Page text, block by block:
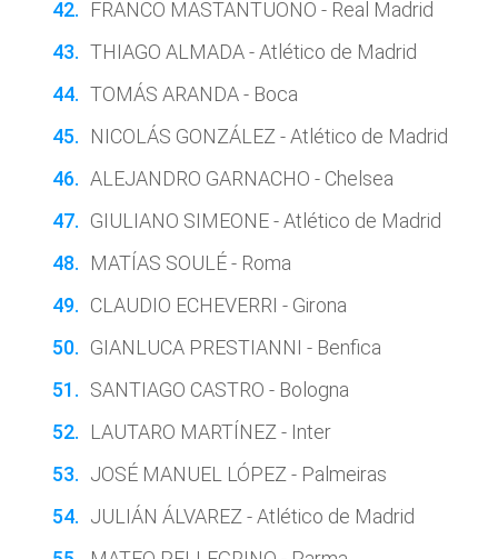
FRANCO MASTANTUONO - Real Madrid
THIAGO ALMADA - Atlético de Madrid
TOMÁS ARANDA - Boca
NICOLÁS GONZÁLEZ - Atlético de Madrid
ALEJANDRO GARNACHO - Chelsea
GIULIANO SIMEONE - Atlético de Madrid
MATÍAS SOULÉ - Roma
CLAUDIO ECHEVERRI - Girona
GIANLUCA PRESTIANNI - Benfica
SANTIAGO CASTRO - Bologna
LAUTARO MARTÍNEZ - Inter
JOSÉ MANUEL LÓPEZ - Palmeiras
JULIÁN ÁLVAREZ - Atlético de Madrid